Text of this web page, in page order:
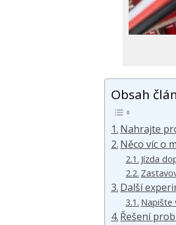
Obsah
Nahrajte
Něco víc o
Jízda
Další
Napište
Řešení